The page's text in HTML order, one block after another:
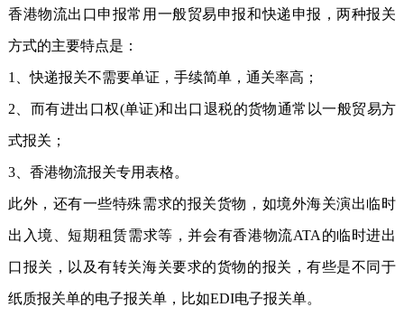
香港物流出口申报常用一般贸易申报和快递申报，两种报关
方式的主要特点是：
1、快递报关不需要单证，手续简单，通关率高；
2、而有进出口权(单证)和出口退税的货物通常以一般贸易方
式报关；
3、香港物流报关专用表格。
此外，还有一些特殊需求的报关货物，如境外海关演出临时
出入境、短期租赁需求等，并会有香港物流ATA 的临时进出
口报关，以及有转关海关要求的货物的报关，有些是不同于
纸质报关单的电子报关单，比如EDI电子报关单。